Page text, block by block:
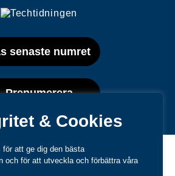
& Cookies
för att ge dig den bästa
och för att utveckla och förbättra våra
senaste numret
Prenumerera